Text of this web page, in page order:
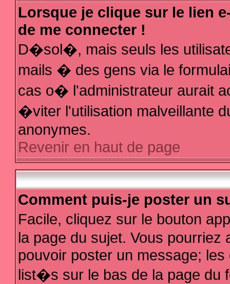
Lorsque je clique sur le lien
de me connecter !
D�sol�, mais seuls les
mails � des gens via le
cas o� l'administrateur aurait
�viter l'utilisation malveillante
anonymes.
Revenir en haut de page
Comment puis-je poster un
Facile, cliquez sur le bouton
la page du sujet. Vous
pouvoir poster un message;
list�s sur le bas de la page du